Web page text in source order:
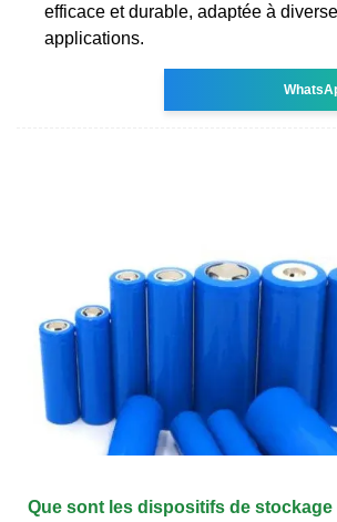
efficace et durable, adaptée à
applications.
Que sont les dispositifs de